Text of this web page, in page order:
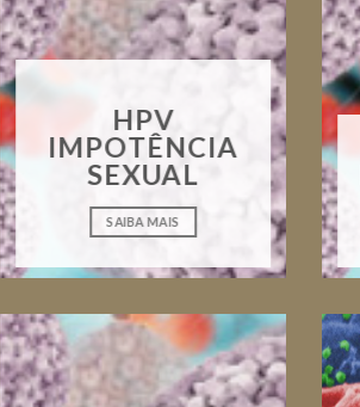
HPV
IMPOTÊNCIA
SEXUAL
SAIBA MAIS